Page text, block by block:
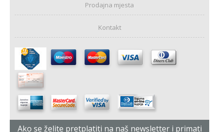
Prodajna mjesta
Kontakt
Ako se želite pretplatiti na naš newsletter i primati